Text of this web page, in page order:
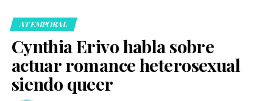
La denuncia rápidamente comenzó a circular en redes
sociales, donde usuarios expresaron su indignación y
recordaron que las muestras de afecto entre parejas del
mismo sexo no deben recibir un trato distinto al de las
parejas heterosexuales. Diversas personas señalaron
ATEMPORAL
Cynthia Erivo habla sobre
actuar romance heterosexual
siendo queer